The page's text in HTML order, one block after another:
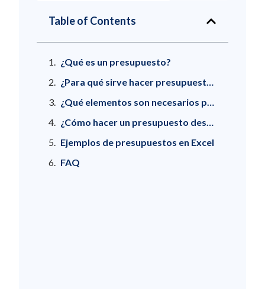
Table of Contents
¿Qué es un presupuesto?
¿Para qué sirve hacer presupuestos en Excel?
¿Qué elementos son necesarios para elaborar un presupuesto para mi empresa en Excel?
¿Cómo hacer un presupuesto desde cero en Excel?
Ejemplos de presupuestos en Excel
FAQ